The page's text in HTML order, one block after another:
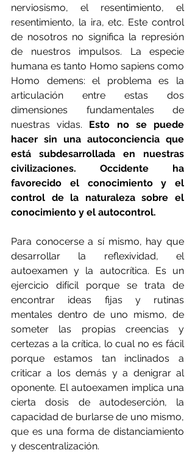
nerviosismo, el resentimiento, el
resentimiento, la ira, etc. Este control
de nosotros no significa la represión
de nuestros impulsos. La especie
humana es tanto Homo sapiens como
Homo demens: el problema es la
articulación entre estas dos
dimensiones fundamentales de
nuestras vidas. Esto no se puede
hacer sin una autoconciencia que
está subdesarrollada en nuestras
civilizaciones. Occidente ha
favorecido el conocimiento y el
control de la naturaleza sobre el
conocimiento y el autocontrol.
Para conocerse a sí mismo, hay que
desarrollar la reflexividad, el
autoexamen y la autocrítica. Es un
ejercicio difícil porque se trata de
encontrar ideas fijas y rutinas
mentales dentro de uno mismo, de
someter las propias creencias y
certezas a la crítica, lo cual no es fácil
porque estamos tan inclinados a
criticar a los demás y a denigrar al
oponente. El autoexamen implica una
cierta dosis de autodeserción, la
capacidad de burlarse de uno mismo,
que es una forma de distanciamiento
y descentralización.